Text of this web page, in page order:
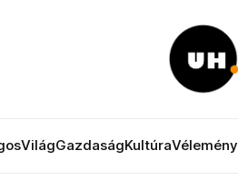
VilágGazdaságKultúraVélemény